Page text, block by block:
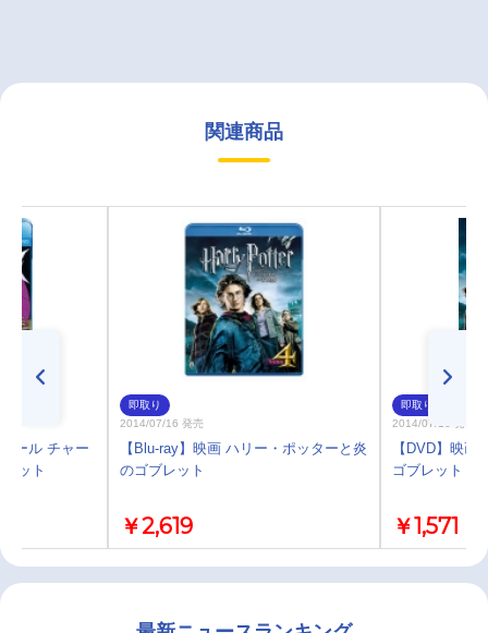
関連商品
ール チャー
ット
即取り
2014/07/16 発売
【Blu-ray】映画 ハリー・ポッターと炎
のゴブレット
￥2,619
即取り
2014/07/16 発売
【DVD】映
ゴブレット
￥1,571